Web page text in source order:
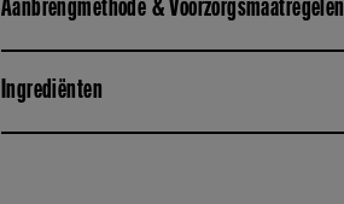
Ingrediënten